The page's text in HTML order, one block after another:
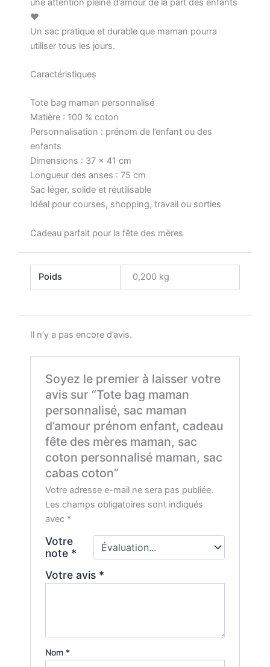
une attention pleine d’amour de la part des enfants
❤️
Un sac pratique et durable que maman pourra
utiliser tous les jours.
Caractéristiques
Tote bag maman personnalisé
Matière : 100 % coton
Personnalisation : prénom de l’enfant ou des
enfants
Dimensions : 37 x 41 cm
Longueur des anses : 75 cm
Sac léger, solide et réutilisable
Idéal pour courses, shopping, travail ou sorties
Cadeau parfait pour la fête des mères
Poids 0,200 kg
Il n’y a pas encore d’avis.
Soyez le premier à laisser votre
avis sur “Tote bag maman
personnalisé, sac maman
d’amour prénom enfant, cadeau
fête des mères maman, sac
coton personnalisé maman, sac
cabas coton”
Votre adresse e-mail ne sera pas publiée.
Les champs obligatoires sont indiqués
avec *
Votre
note *
Votre avis *
Nom *